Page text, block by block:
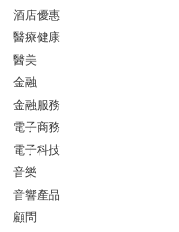
酒店優惠
醫療健康
醫美
金融
金融服務
電子商務
電子科技
音樂
音響產品
顧問